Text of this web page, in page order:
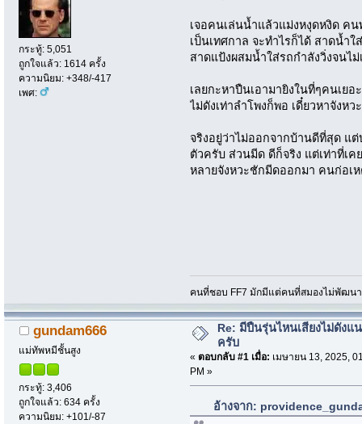
กระทู้: 5,051
ถูกใจแล้ว: 1614 ครั้ง
ความนิยม: +348/-417
เพศ:
เจอคนเล่นน้ำแล้วแม่งหงุดหงิด ค
เป็นเทศกาล จะทำไรก็ได้ สาดน้ำ
สาดแป้งผสมน้ำใส่รถกำลังวิ่งจนไ
เลยกะหาปืนเอามายิงในที่ๆคนเย
ไม่ดังเท่าลำโพงก็พอ เดี๋ยวหาจังหว
จริงอยู่ว่าไม่ออกจากบ้านดีที่สุด แ
ตัวครับ ส่วนมีด ดีก็จริง แต่เท่าที่เ
หลายจังหวะชักมีดออกมา คนก่อเ
คนที่ชอบ FF7 มักมีแต่คนที่สมองไม่พัฒนา
gundam666
แม่ทัพหมีชั้นสูง
กระทู้: 3,406
ถูกใจแล้ว: 634 ครั้ง
ความนิยม: +101/-87
Re: มีปืนรุ่นไหนเสียงไม่ดังแ
ครับ
« ตอบกลับ #1 เมื่อ: เมษายน 13, 2025,
PM »
อ้างจาก: